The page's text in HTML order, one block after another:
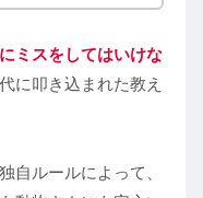
ミスをしてはいけな
に叩き込まれた教え
自ルールによって、